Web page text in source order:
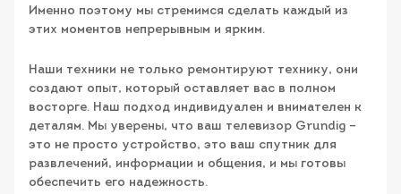
Именно поэтому мы стремимся сделать каждый из
этих моментов непрерывным и ярким.
Наши техники не только ремонтируют технику, они
создают опыт, который оставляет вас в полном
восторге. Наш подход индивидуален и внимателен к
деталям. Мы уверены, что ваш телевизор Grundig –
это не просто устройство, это ваш спутник для
развлечений, информации и общения, и мы готовы
обеспечить его надежность.